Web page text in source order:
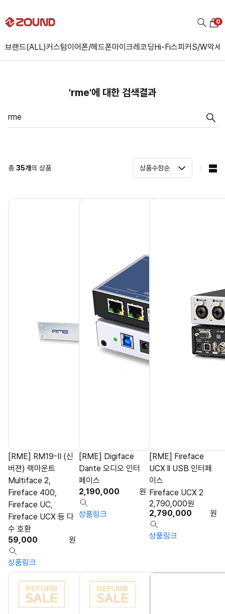
브랜드(ALL)커스텀이어폰/헤드폰마이크레코딩Hi-Fi스피커S/W악세
0
'rme'에 대한 검색결과
총 35개의 상품
[RME] RM19-II (신
버젼) 랙마운트
Multiface 2,
Fireface 400,
Fireface UC,
Fireface UCX 등 다
수 호환
59,000
원
상품링크
[RME] Digiface
Dante 오디오 인터
페이스
2,190,000
원
상품링크
[RME] Fireface
UCX ll USB 인터페
이스
Fireface UCX 2
2,790,000 원
2,790,000원
상품링크